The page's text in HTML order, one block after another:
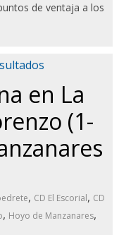
de ventaja a los
en La
(1-
, CD El Escorial, CD
, Hoyo de Manzanares,